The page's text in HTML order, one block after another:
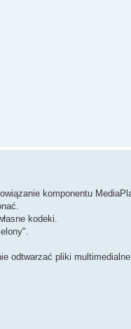
komponentu
kodeki.
odtwarzać pliki